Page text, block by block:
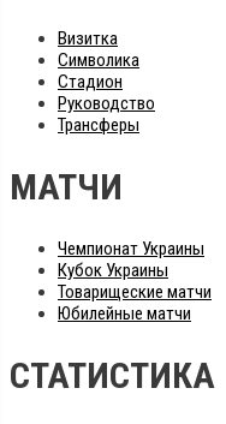
Визитка
Символика
Стадион
Руководство
Трансферы
МАТЧИ
Чемпионат Украины
Кубок Украины
Товарищеские матчи
Юбилейные матчи
СТАТИСТИКА